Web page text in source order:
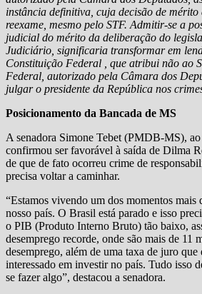
instância definitiva, cuja decisão de mérito
reexame, mesmo pelo STF. Admitir-se a
judicial do mérito da deliberação do
Judiciário, significaria transformar em
Constituição Federal , que atribui não ao
Federal, autorizado pela Câmara dos
julgar o presidente da República nos
Posicionamento da Bancada de MS
A senadora Simone Tebet (PMDB-MS),
confirmou ser favorável à saída de Dilma
de que de fato ocorreu crime de
precisa voltar a caminhar.
“Estamos vivendo um dos momentos
nosso país. O Brasil está parado e isso
o PIB (Produto Interno Bruto) tão baixo,
desemprego recorde, onde são mais de 11
desemprego, além de uma taxa de juro que
interessado em investir no país. Tudo isso
se fazer algo”, destacou a senadora.